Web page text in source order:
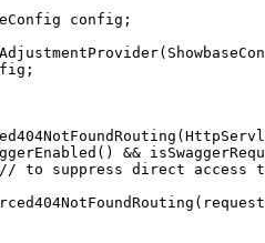
config ;
;
&&
// to suppress direct access
request